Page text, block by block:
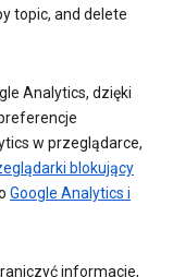
topic, and delete
Analytics, dzięki
w przeglądarce,
blokujący
Google Analytics i
informacje,